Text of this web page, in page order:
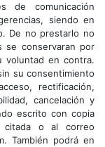
de comunicación
siendo en
De no prestarlo no
se conservaran por
voluntad en contra.
su consentimiento
rectificación,
cancelación y
escrito con copia
citada o al correo
También podrá en